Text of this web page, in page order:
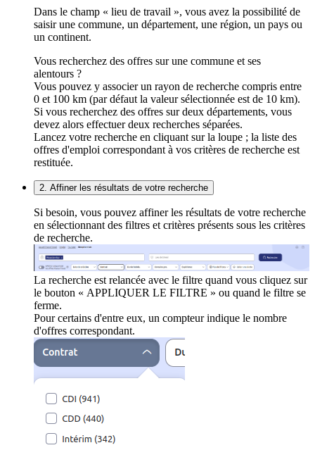
Dans le champ « lieu de travail », vous avez la possibilité de
saisir une commune, un département, une région, un pays ou
un continent.
Vous recherchez des offres sur une commune et ses
alentours ?
Vous pouvez y associer un rayon de recherche compris entre
0 et 100 km (par défaut la valeur sélectionnée est de 10 km).
Si vous recherchez des offres sur deux départements, vous
devez alors effectuer deux recherches séparées.
Lancez votre recherche en cliquant sur la loupe ; la liste des
offres d'emploi correspondant à vos critères de recherche est
restituée.
2. Affiner les résultats de votre recherche
Si besoin, vous pouvez affiner les résultats de votre recherche
en sélectionnant des filtres et critères présents sous les critères
de recherche.
La recherche est relancée avec le filtre quand vous cliquez sur
le bouton « APPLIQUER LE FILTRE » ou quand le filtre se
ferme.
Pour certains d'entre eux, un compteur indique le nombre
d'offres correspondant.